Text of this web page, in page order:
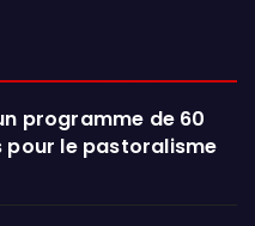
programme de 60
pour le pastoralisme